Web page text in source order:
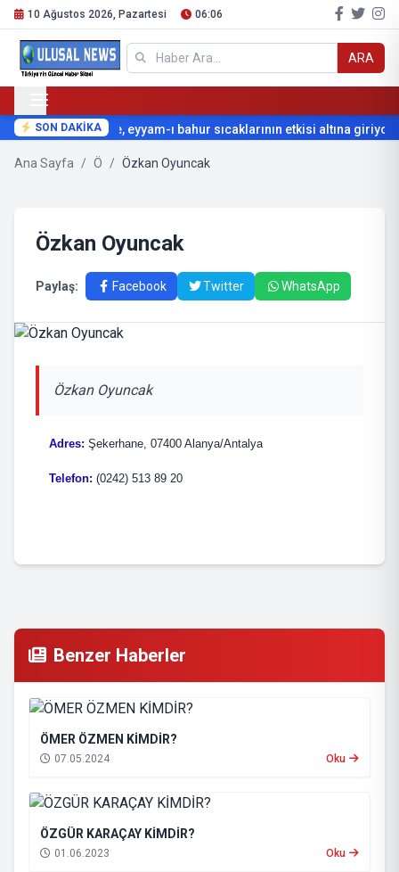
10 Ağustos 2026, Pazartesi 06:06
ARA
SON DAKİKATürkiye, eyyam-ı bahur sıcaklarının etkisi altına giriyor
Ana Sayfa / Ö / Özkan Oyuncak
Özkan Oyuncak
Paylaş: Facebook Twitter WhatsApp
Özkan Oyuncak
Adres: Şekerhane, 07400 Alanya/Antalya
Telefon: (0242) 513 89 20
Benzer Haberler
ÖMER ÖZMEN KİMDİR?
07.05.2024 Oku
ÖZGÜR KARAÇAY KİMDİR?
01.06.2023 Oku